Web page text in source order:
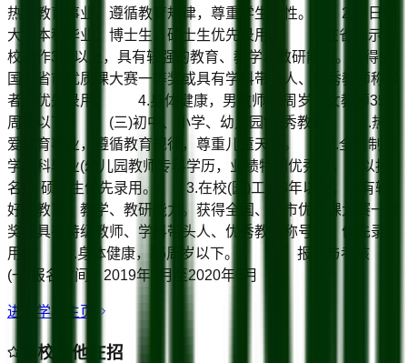
热爱教育事业，遵循教育规律，尊重学生个性。 2.全日制
大学本科毕业，博士生、硕士生优先录用。 3.在省级示范
校工作3年以上，具有较强的教育、教学、教研能力。获得全
国、省市优质课大赛一等奖或具有学科带头人、优秀教师称号
者，优先录用。 4.身体健康，男教师40周岁、女教师35
周岁以下。 (三)初中、小学、幼儿园“优秀教师” 1.热
爱教育事业，遵循教育规律，尊重儿童天性。 2.全日制大
学本科毕业(幼儿园教师专科学历，业绩特别优秀者，可以报
名)，硕士生优先录用。 3.在校(园)工作3年以上，具有较
好的教育、教学、教研能力。获得全国、省市优质课大赛一等
奖或具有特级教师、学科带头人、优秀教师称号者，优先录
用。 4.身体健康，35周岁以下。 三、报名与考核
(一)报名时间：2019年7月至2020年6月
进入学校主页
该校其他在招